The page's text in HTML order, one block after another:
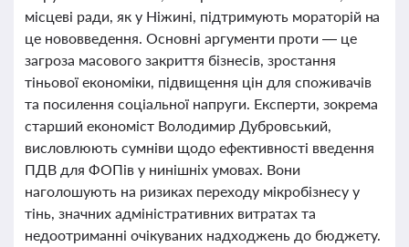
місцеві ради, як у Ніжині, підтримують мораторій на
це нововведення. Основні аргументи проти — це
загроза масового закриття бізнесів, зростання
тіньової економіки, підвищення цін для споживачів
та посилення соціальної напруги. Експерти, зокрема
старший економіст Володимир Дубровський,
висловлюють сумніви щодо ефективності введення
ПДВ для ФОПів у нинішніх умовах. Вони
наголошують на ризиках переходу мікробізнесу у
тінь, значних адміністративних витратах та
недоотриманні очікуваних надходжень до бюджету.